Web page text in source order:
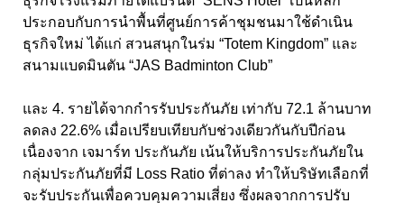
ประกอบกับการนำพื้นที่ศูนย์การค้าชุมชนมาใช้ดำเนิน
ธุรกิจใหม่ ได้แก่ สวนสนุกในร่ม “Totem Kingdom” และ
สนามแบดมินตัน “JAS Badminton Club”
และ 4. รายได้จากกำรรับประกันภัย เท่ากับ 72.1 ล้านบาท
ลดลง 22.6% เมื่อเปรียบเทียบกับช่วงเดียวกันกับปีก่อน
เนื่องจาก เจมาร์ท ประกันภัย เน้นให้บริการประกันภัยใน
กลุ่มประกันภัยที่มี Loss Ratio ที่ต่าลง ทำให้บริษัทเลือกที่
จะรับประกันเพื่อควบคุมความเสี่ยง ซึ่งผลจากการปรับ